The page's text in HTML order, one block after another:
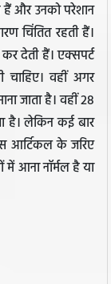
और उनको परेशान
चिंतित रहती हैं।
देती हैं। एक्सपर्ट
चाहिए। वहीं अगर
जाता है। वहीं 28
है। लेकिन कई बार
आर्टिकल के जरिए
में आना नॉर्मल है या